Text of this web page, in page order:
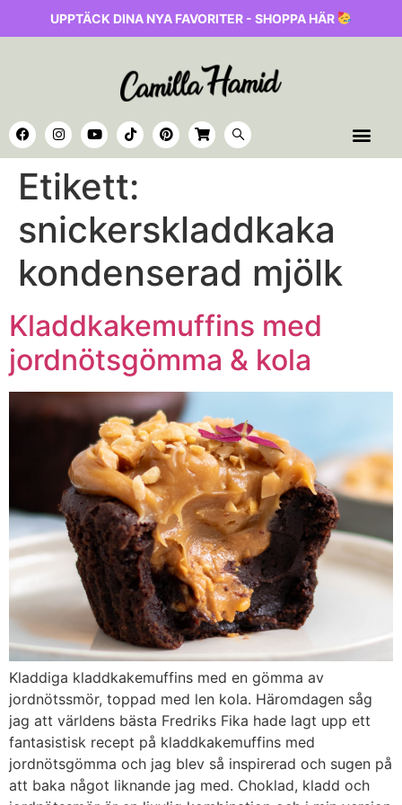
UPPTÄCK DINA NYA FAVORITER - SHOPPA HÄR
Etikett:
snickerskladdkaka
kondenserad mjölk
Kladdkakemuffins med
jordnötsgömma & kola
Kladdiga kladdkakemuffins med en gömma av
jordnötssmör, toppad med len kola. Häromdagen såg
jag att världens bästa Fredriks Fika hade lagt upp ett
fantasistisk recept på kladdkakemuffins med
jordnötsgömma och jag blev så inspirerad och sugen på
att baka något liknande jag med. Choklad, kladd och